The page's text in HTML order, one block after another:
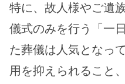
特に、故人様やご遺
儀式のみを行う「一
た葬儀は人気となっ
用を抑えられること